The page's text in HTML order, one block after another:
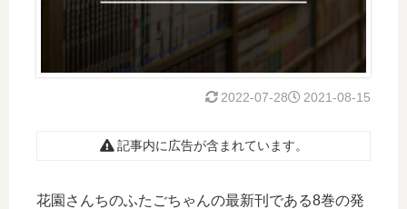
2021-08-15
2022-07-28
記事内に広告が含まれています。
花園さんちのふたごちゃんの最新刊である8巻の発